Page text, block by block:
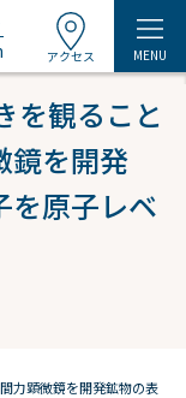
アクセス MENU
を観ること
鏡を開発
を原子レベ
力顕微鏡を開発鉱物の表